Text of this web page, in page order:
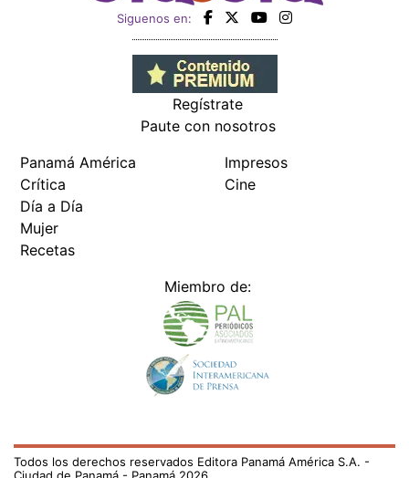
Siguenos en:
Regístrate
Paute con nosotros
Panamá América
Crítica
Día a Día
Mujer
Recetas
Impresos
Cine
Miembro de:
Todos los derechos reservados Editora Panamá América S.A. -
Ciudad de Panamá - Panamá 2026.